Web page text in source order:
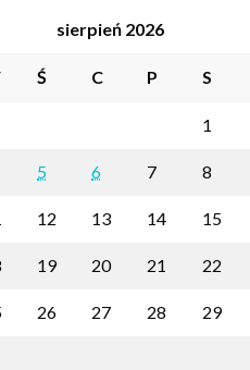
sierpień 2026
Ś C P S
1
5 6 7 8
12 13 14 15
19 20 21 22
26 27 28 29